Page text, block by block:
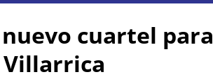
cuartel para
Villarrica